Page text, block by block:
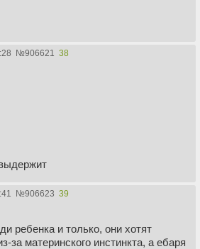
№906621 38
№906623 39
ребенка и только, они хотят
за материнского инстинкта, а ебаря